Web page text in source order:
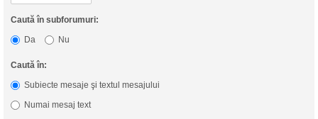
Caută în subforumuri:
Da
Nu
Caută în:
Subiecte mesaje şi textul mesajului
Numai mesaj text